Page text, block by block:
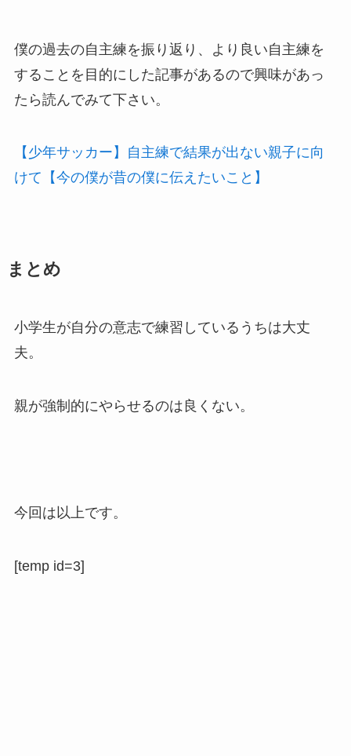
僕の過去の自主練を振り返り、より良い自主練を
することを目的にした記事があるので興味があっ
たら読んでみて下さい。
【少年サッカー】自主練で結果が出ない親子に向
けて【今の僕が昔の僕に伝えたいこと】
まとめ
小学生が自分の意志で練習しているうちは大丈
夫。
親が強制的にやらせるのは良くない。
今回は以上です。
[temp id=3]